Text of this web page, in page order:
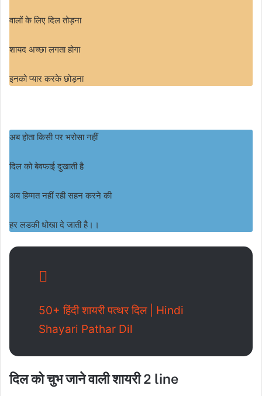
वालों के लिए दिल तोड़ना
शायद अच्छा लगता होगा
इनको प्यार करके छोड़ना
अब होता किसी पर भरोसा नहीं
दिल को बेवफाई दुखाती है
अब हिम्मत नहीं रही सहन करने की
हर लडकी धोखा दे जाती है।।
50+ हिंदी शायरी पत्थर दिल | Hindi
Shayari Pathar Dil
दिल को चुभ जाने वाली शायरी 2 line